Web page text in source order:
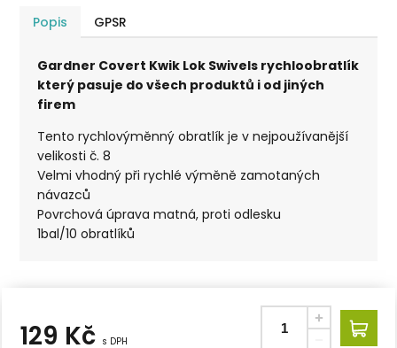
Popis GPSR
Gardner Covert Kwik Lok Swivels rychloobratlík
který pasuje do všech produktů i od jiných
firem
Tento rychlovýměnný obratlík je v nejpoužívanější
velikosti č. 8
Velmi vhodný při rychlé výměně zamotaných
návazců
Povrchová úprava matná, proti odlesku
1bal/10 obratlíků
129 Kč s DPH